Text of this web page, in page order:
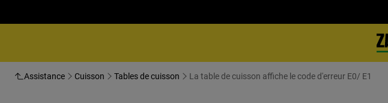
Assistance Cuisson Tables de cuisson La table de cuisson affiche le code d'erreur E0/ E1